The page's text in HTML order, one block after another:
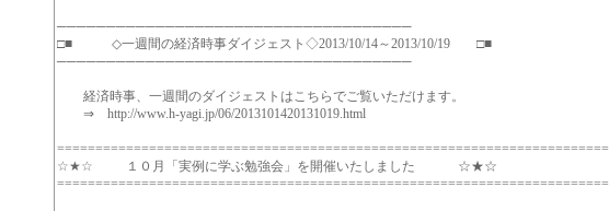
────────────────────────────────────
□■ ◇一週間の経済時事ダイジェスト◇2013/10/14～2013/10/19 □■
────────────────────────────────────
経済時事、一週間のダイジェストはこちらでご覧いただけます。
⇒ http://www.h-yagi.jp/06/2013101420131019.html
========================================================================
☆★☆ １０月「実例に学ぶ勉強会」を開催いたしました ☆★☆
========================================================================